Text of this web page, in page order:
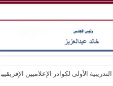
الأولى لكوادر الإعلاميين